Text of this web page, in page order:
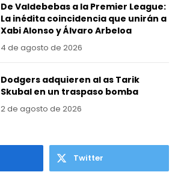
De Valdebebas a la Premier League:
La inédita coincidencia que unirán a
Xabi Alonso y Álvaro Arbeloa
4 de agosto de 2026
Dodgers adquieren al as Tarik
Skubal en un traspaso bomba
2 de agosto de 2026
Twitter